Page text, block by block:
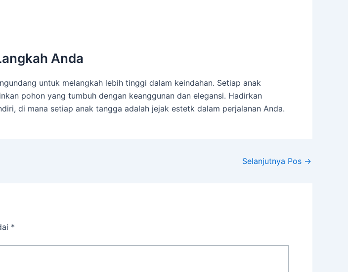
Anda
untuk melangkah lebih tinggi dalam keindahan. Setiap anak
pohon yang tumbuh dengan keanggunan dan elegansi. Hadirkan
di mana setiap anak tangga adalah jejak estetk dalam perjalanan Anda.
Selanjutnya Pos →
*